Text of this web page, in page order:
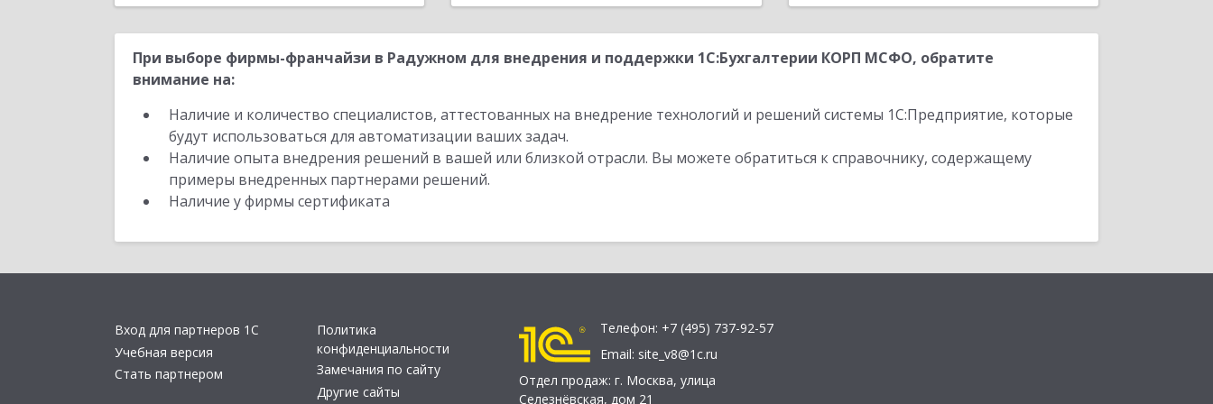
При выборе фирмы-франчайзи в Радужном для внедрения и поддержки 1С:Бухгалтерии КОРП МСФО, обратите
внимание на:
Наличие и количество специалистов, аттестованных на внедрение технологий и решений системы 1С:Предприятие, которые
будут использоваться для автоматизации ваших задач.
Наличие опыта внедрения решений в вашей или близкой отрасли. Вы можете обратиться к справочнику, содержащему
примеры внедренных партнерами решений.
Наличие у фирмы сертификата
Вход для партнеров 1С
Учебная версия
Стать партнером
Политика
конфиденциальности
Замечания по сайту
Другие сайты
Телефон: +7 (495) 737-92-57
Email: site_v8@1c.ru
Отдел продаж: г. Москва, улица
Селезнёвская, дом 21